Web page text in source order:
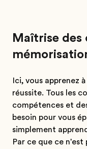
Maîtrise des
Ici, vous apprenez
réussite. Tous les
compétences et
besoin pour vous
simplement
Par ce que ce n'est